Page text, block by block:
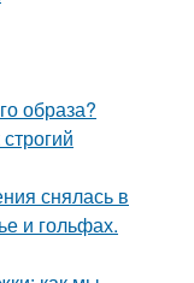
образа?
снялась в
и гольфах.